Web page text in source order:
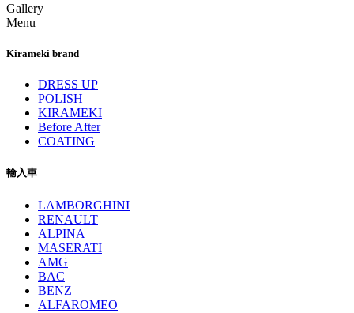
Gallery
Menu
Kirameki brand
DRESS UP
POLISH
KIRAMEKI
Before After
COATING
輸入車
LAMBORGHINI
RENAULT
ALPINA
MASERATI
AMG
BAC
BENZ
ALFAROMEO